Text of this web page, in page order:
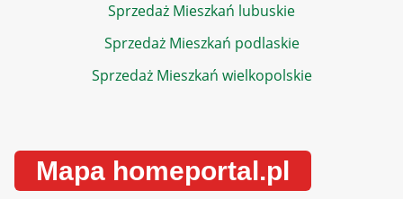
Sprzedaż Mieszkań lubuskie
Sprzedaż Mieszkań podlaskie
Sprzedaż Mieszkań wielkopolskie
Mapa homeportal.pl